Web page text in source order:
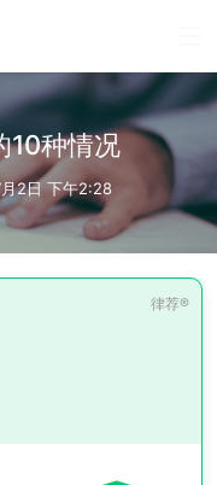
10种情况
2日 下午2:28